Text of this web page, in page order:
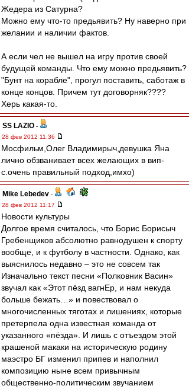
Жедера из Сатурна?
Можно ему что-то предьявить? Ну наверно при
желании и наличии фактов.
А если чел не вышел на игру против своей
будущей команды. Что ему можно предьявить?
"Бунт на корабле", прогул поставить, саботаж в
конце концов. Причем тут договорняк????
Херь какая-то.
SS LAZIO -
28 фев 2012 11:36
Мосфильм,Олег Владимирыч,девушка Яна
лично обзванивает всех желающих в вип-
с.очень правильный подход,имхо)
Mike Lebedev -
28 фев 2012 11:17
Новости культуры
Долгое время считалось, что Борис Борисыч
Гребенщиков абсолютно равнодушен к спорту
вообще, и к футболу в частности. Однако, как
выяснилось недавно – это не совсем так
Изначально текст песни «Полковник Васин»
звучал как «Этот пёзд вагнЕр, и нам некуда
больше бежать…» и повествовал о
многочисленных тяготах и лишениях, которые
претерпела одна известная команда от
указанного «пёзда». И лишь с отъездом этой
крашеной макаки на историческую родину
маэстро БГ изменил припев и наполнил
композицию ныне всем привычным
общественно-политическим звучанием